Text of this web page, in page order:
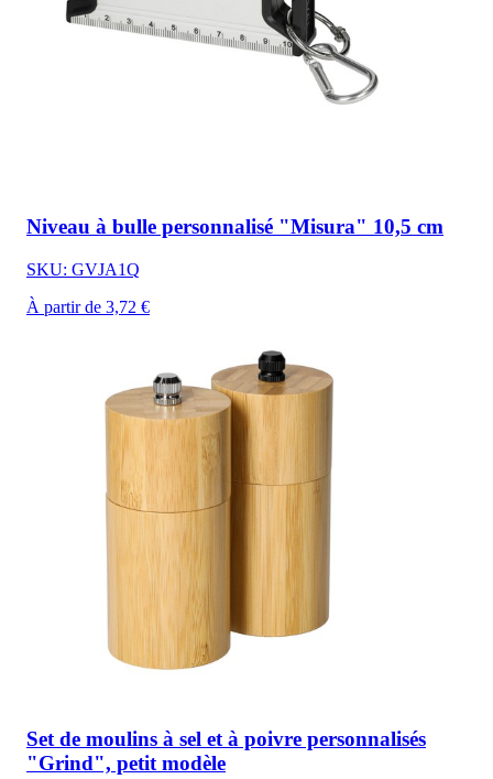
Niveau à bulle personnalisé "Misura" 10,5 cm
SKU: GVJA1Q
À partir de 3,72 €
Set de moulins à sel et à poivre personnalisés
"Grind", petit modèle